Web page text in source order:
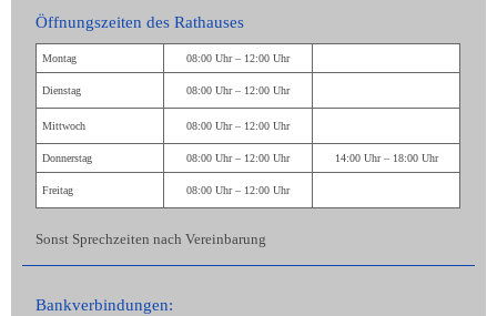
Öffnungszeiten des Rathauses
Montag 08:00 Uhr – 12:00 Uhr
Dienstag 08:00 Uhr – 12:00 Uhr
Mittwoch 08:00 Uhr – 12:00 Uhr
Donnerstag 08:00 Uhr – 12:00 Uhr 14:00 Uhr – 18:00 Uhr
Freitag 08:00 Uhr – 12:00 Uhr
Sonst Sprechzeiten nach Vereinbarung
Bankverbindungen: